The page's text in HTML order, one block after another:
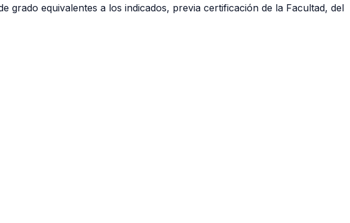
grado equivalentes a los indicados, previa certificación de la Facultad, del